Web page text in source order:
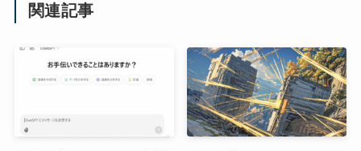
関連記事